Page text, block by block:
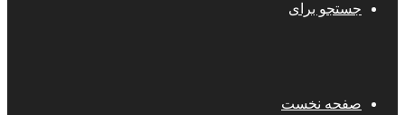
جستجو برای
صفحه نخست